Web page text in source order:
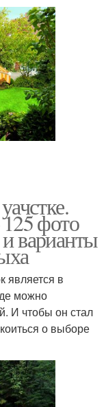
фото
варианты
является в
можно
И чтобы он стал
о выборе